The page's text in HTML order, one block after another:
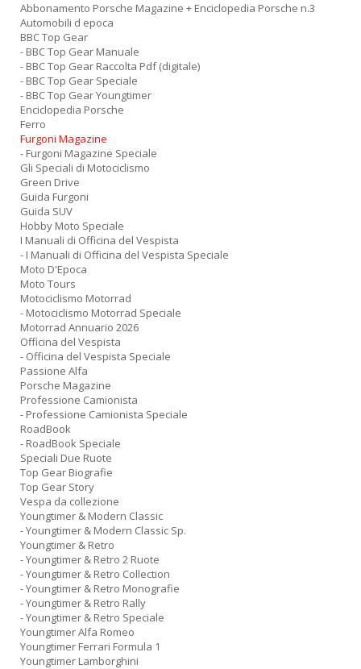
Abbonamento Porsche Magazine + Enciclopedia Porsche n.3
Automobili d epoca
BBC Top Gear
- BBC Top Gear Manuale
- BBC Top Gear Raccolta Pdf (digitale)
- BBC Top Gear Speciale
- BBC Top Gear Youngtimer
Enciclopedia Porsche
Ferro
Furgoni Magazine
- Furgoni Magazine Speciale
Gli Speciali di Motociclismo
Green Drive
Guida Furgoni
Guida SUV
Hobby Moto Speciale
I Manuali di Officina del Vespista
- I Manuali di Officina del Vespista Speciale
Moto D'Epoca
Moto Tours
Motociclismo Motorrad
- Motociclismo Motorrad Speciale
Motorrad Annuario 2026
Officina del Vespista
- Officina del Vespista Speciale
Passione Alfa
Porsche Magazine
Professione Camionista
- Professione Camionista Speciale
RoadBook
- RoadBook Speciale
Speciali Due Ruote
Top Gear Biografie
Top Gear Story
Vespa da collezione
Youngtimer & Modern Classic
- Youngtimer & Modern Classic Sp.
Youngtimer & Retro
- Youngtimer & Retro 2 Ruote
- Youngtimer & Retro Collection
- Youngtimer & Retro Monografie
- Youngtimer & Retro Rally
- Youngtimer & Retro Speciale
Youngtimer Alfa Romeo
Youngtimer Ferrari Formula 1
Youngtimer Lamborghini